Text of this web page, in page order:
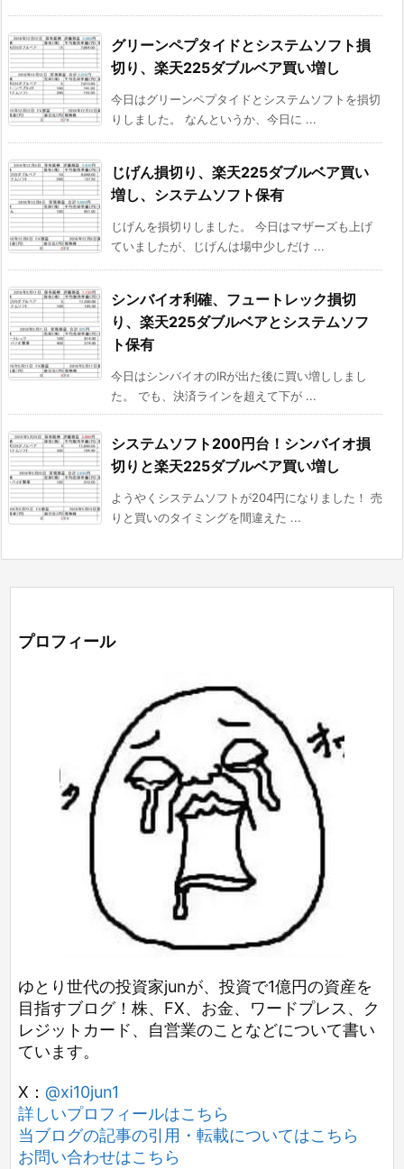
グリーンペプタイドとシステムソフト損
切り、楽天225ダブルベア買い増し
今日はグリーンペプタイドとシステムソフトを損切
りしました。 なんというか、今日に ...
じげん損切り、楽天225ダブルベア買い
増し、システムソフト保有
じげんを損切りしました。 今日はマザーズも上げ
ていましたが、じげんは場中少しだけ ...
シンバイオ利確、フュートレック損切
り、楽天225ダブルベアとシステムソフ
ト保有
今日はシンバイオのIRが出た後に買い増ししまし
た。 でも、決済ラインを超えて下が ...
システムソフト200円台！シンバイオ損
切りと楽天225ダブルベア買い増し
ようやくシステムソフトが204円になりました！ 売
りと買いのタイミングを間違えた ...
プロフィール
ゆとり世代の投資家junが、投資で1億円の資産を
目指すブログ！株、FX、お金、ワードプレス、ク
レジットカード、自営業のことなどについて書い
ています。
X： @xi10jun1
詳しいプロフィールはこちら
当ブログの記事の引用・転載についてはこちら
お問い合わせはこちら